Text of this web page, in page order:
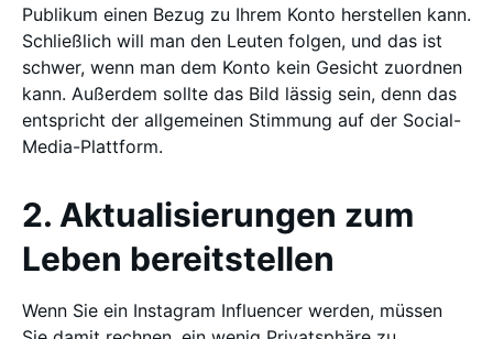
Publikum einen Bezug zu Ihrem Konto herstellen kann.
Schließlich will man den Leuten folgen, und das ist
schwer, wenn man dem Konto kein Gesicht zuordnen
kann. Außerdem sollte das Bild lässig sein, denn das
entspricht der allgemeinen Stimmung auf der Social-
Media-Plattform.
2. Aktualisierungen zum
Leben bereitstellen
Wenn Sie ein Instagram Influencer werden, müssen